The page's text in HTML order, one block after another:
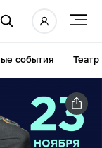
события Театр